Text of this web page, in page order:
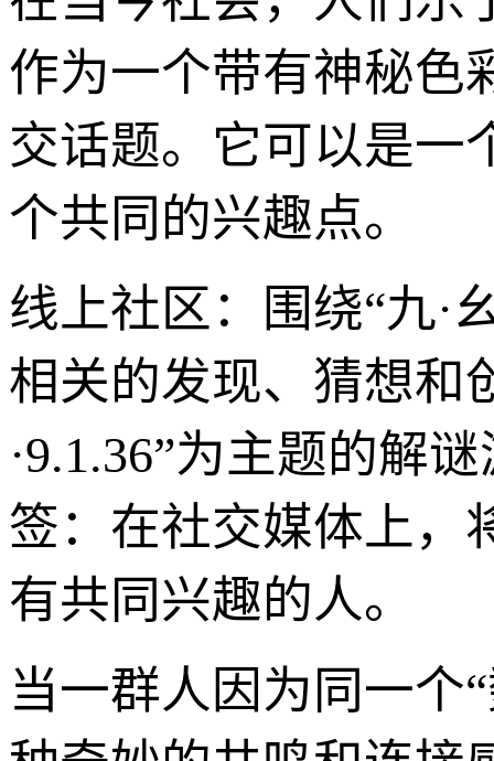
作为一个带有神秘色
交话题。它可以是一
个共同的兴趣点。
线上社区：围绕“九·
相关的发现、猜想和
·9.1.36”为主题的解
签：在社交媒体上，
有共同兴趣的人。
当一群人因为同一个